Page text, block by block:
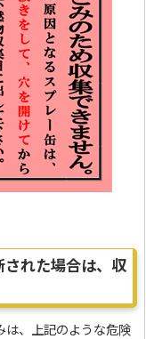
された場合は、収
は、上記のような危険